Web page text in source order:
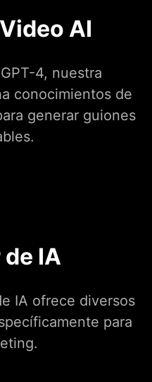
AI
4, nuestra
conocimientos de
generar guiones
IA
IA ofrece diversos
para